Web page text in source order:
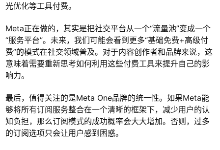
光优化等工具付费。
Meta正在做的，其实是把社交平台从一个“流量池”变成一个
“服务平台”。未来，我们可能会看到更多“基础免费+高级付
费”的模式在社交领域普及。对于内容创作者和品牌来说，这
意味着需要重新思考如何利用这些付费工具来提升自己的影
响力。
最后，值得关注的是Meta One品牌的统一性。如果Meta能
够将所有订阅服务整合在一个清晰的框架下，减少用户的认
知负担，那么订阅模式的成功概率会大大增加。否则，过多
的订阅选项只会让用户感到困惑。